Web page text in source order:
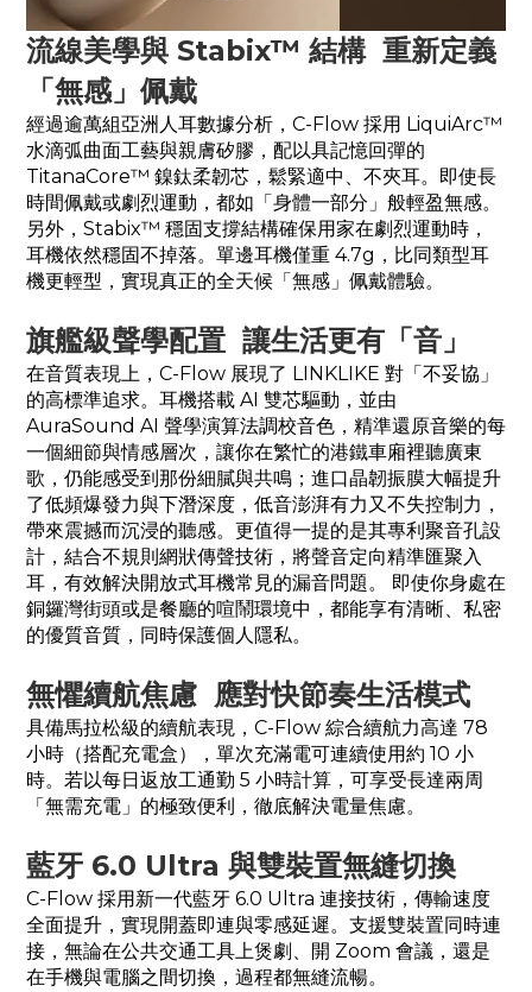
流線美學與 Stabix™ 結構 重新定義
「無感」佩戴
經過逾萬組亞洲人耳數據分析，C-Flow 採用 LiquiArc™
水滴弧曲面工藝與親膚矽膠，配以具記憶回彈的
TitanaCore™ 鎳鈦柔韌芯，鬆緊適中、不夾耳。即使長
時間佩戴或劇烈運動，都如「身體一部分」般輕盈無感。
另外，Stabix™ 穩固支撐結構確保用家在劇烈運動時，
耳機依然穩固不掉落。單邊耳機僅重 4.7g，比同類型耳
機更輕型，實現真正的全天候「無感」佩戴體驗。
旗艦級聲學配置 讓生活更有「音」
在音質表現上，C-Flow 展現了 LINKLIKE 對「不妥協」
的高標準追求。耳機搭載 AI 雙芯驅動，並由
AuraSound AI 聲學演算法調校音色，精準還原音樂的每
一個細節與情感層次，讓你在繁忙的港鐵車廂裡聽廣東
歌，仍能感受到那份細膩與共鳴；進口晶韌振膜大幅提升
了低頻爆發力與下潛深度，低音澎湃有力又不失控制力，
帶來震撼而沉浸的聽感。更值得一提的是其專利聚音孔設
計，結合不規則網狀傳聲技術，將聲音定向精準匯聚入
耳，有效解決開放式耳機常見的漏音問題。 即使你身處在
銅鑼灣街頭或是餐廳的喧鬧環境中，都能享有清晰、私密
的優質音質，同時保護個人隱私。
無懼續航焦慮 應對快節奏生活模式
具備馬拉松級的續航表現，C-Flow 綜合續航力高達 78
小時（搭配充電盒），單次充滿電可連續使用約 10 小
時。若以每日返放工通勤 5 小時計算，可享受長達兩周
「無需充電」的極致便利，徹底解決電量焦慮。
藍牙 6.0 Ultra 與雙裝置無縫切換
C-Flow 採用新一代藍牙 6.0 Ultra 連接技術，傳輸速度
全面提升，實現開蓋即連與零感延遲。支援雙裝置同時連
接，無論在公共交通工具上煲劇、開 Zoom 會議，還是
在手機與電腦之間切換，過程都無縫流暢。